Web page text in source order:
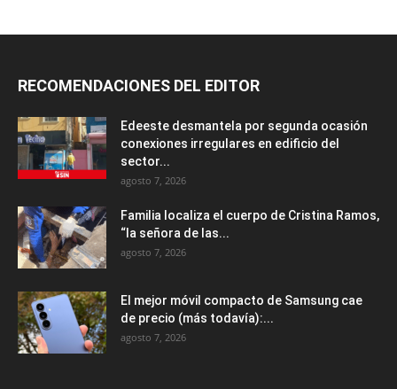
RECOMENDACIONES DEL EDITOR
Edeeste desmantela por segunda ocasión
conexiones irregulares en edificio del
sector...
agosto 7, 2026
Familia localiza el cuerpo de Cristina Ramos,
“la señora de las...
agosto 7, 2026
El mejor móvil compacto de Samsung cae
de precio (más todavía):...
agosto 7, 2026